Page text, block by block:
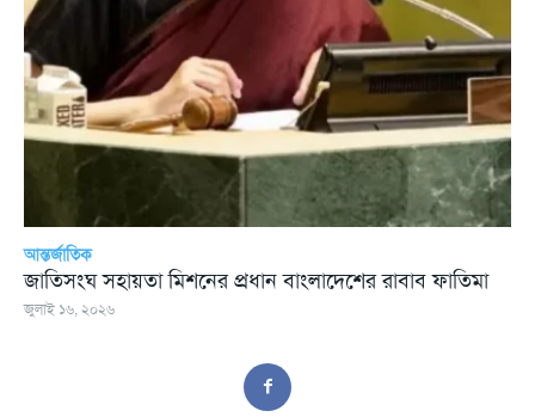
আন্তর্জাতিক
জাতিসংঘ সহায়তা মিশনের প্রধান বাংলাদেশের রাবাব ফাতিমা
জুলাই ১৬, ২০২৬